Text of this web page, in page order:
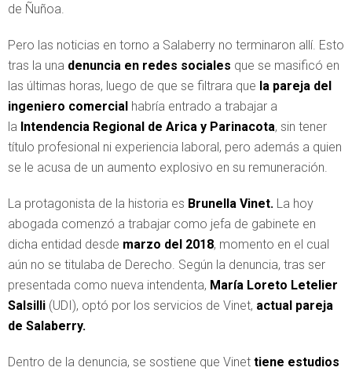
de Ñuñoa.
Pero las noticias en torno a Salaberry no terminaron allí. Esto
tras la una denuncia en redes sociales que se masificó en
las últimas horas, luego de que se filtrara que la pareja del
ingeniero comercial habría entrado a trabajar a
la Intendencia Regional de Arica y Parinacota, sin tener
título profesional ni experiencia laboral, pero además a quien
se le acusa de un aumento explosivo en su remuneración.
La protagonista de la historia es Brunella Vinet. La hoy
abogada comenzó a trabajar como jefa de gabinete en
dicha entidad desde marzo del 2018, momento en el cual
aún no se titulaba de Derecho. Según la denuncia, tras ser
presentada como nueva intendenta, María Loreto Letelier
Salsilli (UDI), optó por los servicios de Vinet, actual pareja
de Salaberry.
Dentro de la denuncia, se sostiene que Vinet tiene estudios